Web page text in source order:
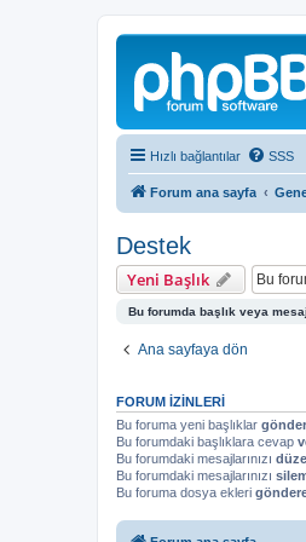
Hızlı bağlantılar SSS
Forum ana sayfa
Destek
Yeni Başlık
Bu forumda başlık veya
Ana sayfaya dön
FORUM IZINLERI
Bu foruma yeni başlıklar
Bu forumdaki başlıklara cevap
Bu forumdaki mesajlarınızı
Bu forumdaki mesajlarınızı
Bu foruma dosya ekleri